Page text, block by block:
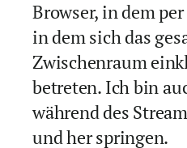
Browser, in dem
in dem sich das
Zwischenraum
betreten. Ich bin
während des
und her springen.